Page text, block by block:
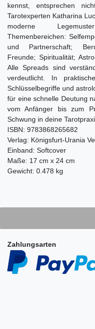
kennst, entsprechen
Tarotexperten Katharina
moderne
Themenbereichen:
und Partnerschaft;
Freunde; Spiritualität;
Alle Spreads sind
verdeutlicht. In
Schlüsselbegriffe und
für eine schnelle Deutung
vom Anfänger bis zum
Schwung in deine
ISBN: 9783868265682
Verlag: Königsfurt-Urania
Einband: Softcover
Maße: 17 cm x 24 cm
Gewicht: 0.478 kg
Zahlungsarten